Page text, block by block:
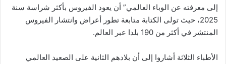
إلى معرفته عن الوباء العالمي” أن يعود الفيروس بأكثر شراسة سنة
2025، حيث تولى الكتابة متابعة تطور أعراض وانتشار الفيروس
المنتشر في أكثر من 190 بلدا عبر العالم.
الأطباء الثلاثة أشاروا إلى أن بلادهم الثانية على الصعيد العالمي